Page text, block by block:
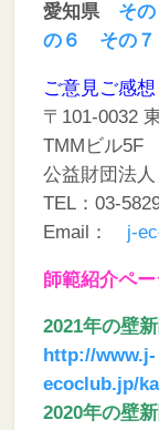
愛知県 その
の６
その７
ご意見ご感
〒 101-0032
TMMビル5F
公益財団法
TEL： 03-
Email： j-
師範紹介ペ
2021年の壁
http://www.j-
ecoclub.jp/
2020年の壁